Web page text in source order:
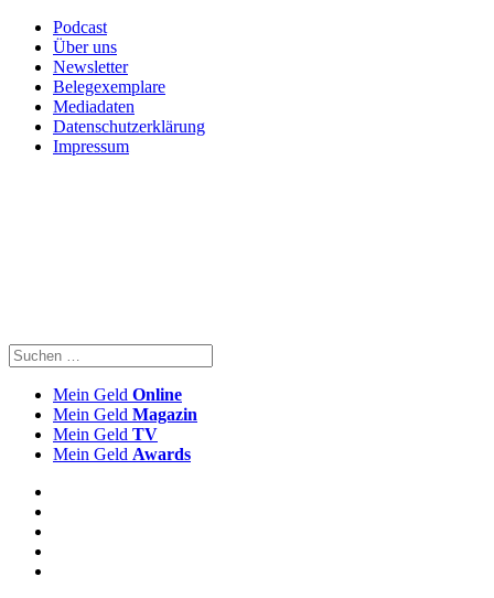
Podcast
Über uns
Newsletter
Belegexemplare
Mediadaten
Datenschutzerklärung
Impressum
Mein Geld Online
Mein Geld Magazin
Mein Geld TV
Mein Geld Awards